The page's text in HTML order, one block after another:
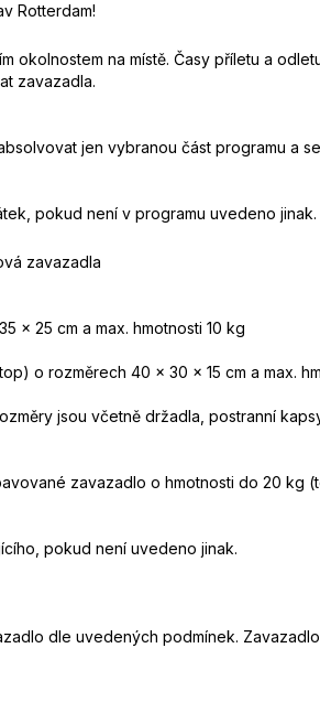
Rotterdam!
okolnostem na místě. Časy příletu a
zavazadla.
jen vybranou část programu a
pokud není v programu uvedeno jinak.
zavazadla
x 25 cm a max. hmotnosti 10 kg
o rozměrech 40 x 30 x 15 cm a max.
jsou včetně držadla, postranní
zavazadlo o hmotnosti do 20 kg
pokud není uvedeno jinak.
dle uvedených podmínek.